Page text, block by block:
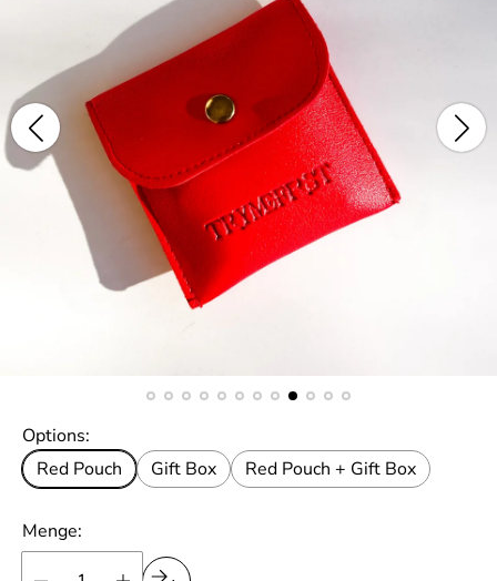
Options:
Red Pouch
Gift Box Red Pouch + Gift Box
Menge: